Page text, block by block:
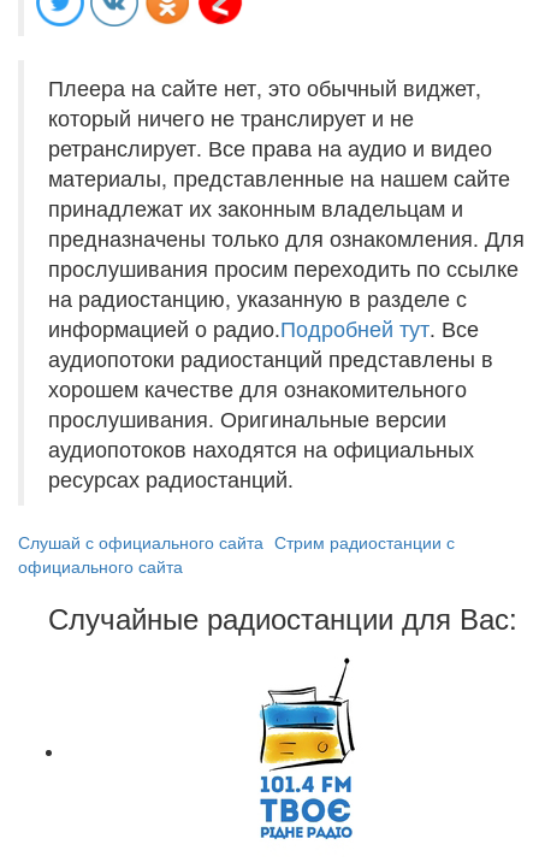
Плеера на сайте нет, это обычный виджет,
который ничего не транслирует и не
ретранслирует. Все права на аудио и видео
материалы, представленные на нашем сайте
принадлежат их законным владельцам и
предназначены только для ознакомления. Для
прослушивания просим переходить по ссылке
на радиостанцию, указанную в разделе с
информацией о радио.Подробней тут. Все
аудиопотоки радиостанций представлены в
хорошем качестве для ознакомительного
прослушивания. Оригинальные версии
аудиопотоков находятся на официальных
ресурсах радиостанций.
Слушай с официального сайта Стрим радиостанции с
официального сайта
Случайные радиостанции для Вас: